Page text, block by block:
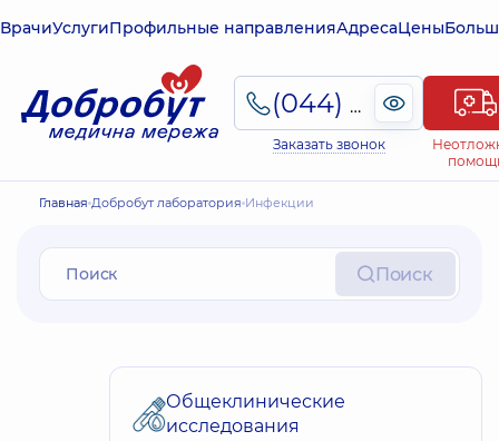
ВрачиУслугиПрофильные направленияАдресаЦены
(044) 495-2-888
Заказать звонок
Главная Добробут лаборатория Инфекции
Поиск
Общеклинические
исследования